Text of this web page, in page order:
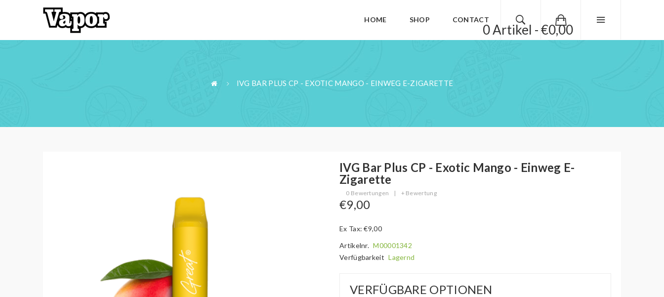
0 Artikel - €0,00
HOME SHOP CONTACT
IVG BAR PLUS CP - EXOTIC MANGO - EINWEG E-ZIGARETTE
IVG Bar Plus CP - Exotic Mango - Einweg E-
Zigarette
0 Bewertungen | + Bewertung
€9,00
Ex Tax: €9,00
Artikelnr. M00001342
Verfügbarkeit Lagernd
VERFÜGBARE OPTIONEN